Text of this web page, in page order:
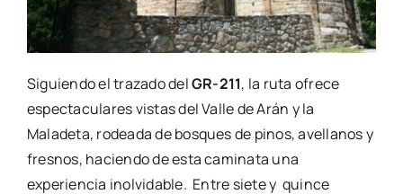
Siguiendo el trazado delGR-211, la ruta ofrece
espectaculares vistas del Valle de Arán y la
Maladeta, rodeada de bosques de pinos, avellanos y
fresnos, haciendo de esta caminata una
experiencia inolvidable. Entre siete y quince